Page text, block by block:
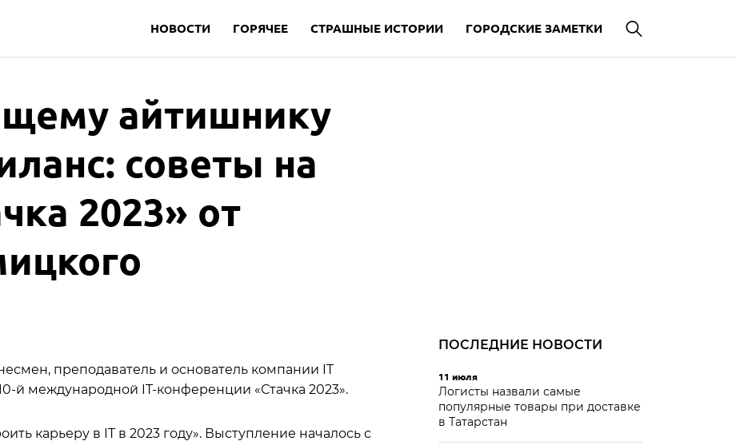
НОВОСТИ ГОРЯЧЕЕ СТРАШНЫЕ ИСТОРИИ ГОРОДСКИЕ ЗАМЕТКИ
айтишнику
советы на
2023» от
преподаватель и основатель компании IT
й международной IT-конференции «Стачка 2023».
карьеру в IT в 2023 году». Выступление началось с
ПОСЛЕДНИЕ НОВОСТИ
11 июля
Логисты назвали самые
популярные товары при доставке
в Татарстан